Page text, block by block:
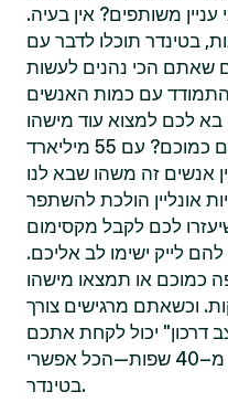
משותפים? אין בעיה.
בטינדר תוכלו לדבר עם
עם כמות האנשים
לכם למצוא עוד מישהו
שאכפת לו משינוי האקלים כמוכם? עם 55 מיליארד
אנשים זה משהו שבא לנו
אונליין הולכת להשתפר
לכם לקבל מקסימום
לייק ישימו לב אליכם.
כמוכם או תמצאו מישהו
וכשאתם מרגישים צורך
דרכון" יכול לקחת אתכם
ליותר מ–190 מדינות ביותר מ–40 שפות—הכל אפשרי
בטינדר.